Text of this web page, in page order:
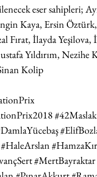
eser sahipleri;
Kaya, Ersin
Fırat, İlayda
Yıldırım, Nezihe
Kolip
#42Maslak
#HaleArslan
#MertBayraktar